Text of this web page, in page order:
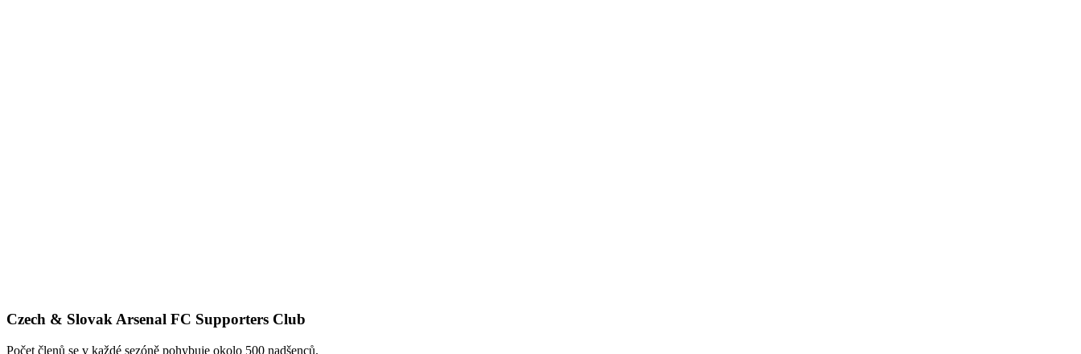
Czech & Slovak Arsenal FC Supporters Club
Počet členů se v každé sezóně pohybuje okolo 500 nadšenců.